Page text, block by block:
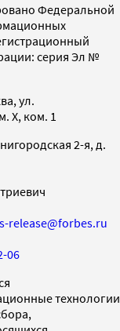
Федеральной
серия Эл №
ул.
X, ком. 1
2-я, д.
release@forbes.ru
06
технологии